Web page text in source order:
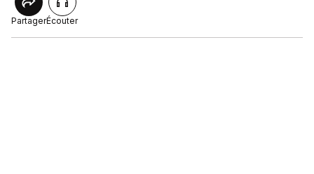
PartagerÉcouter